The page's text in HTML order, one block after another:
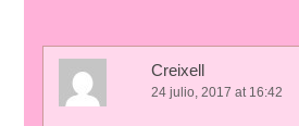
Creixell
24 julio, 2017 at 16:42